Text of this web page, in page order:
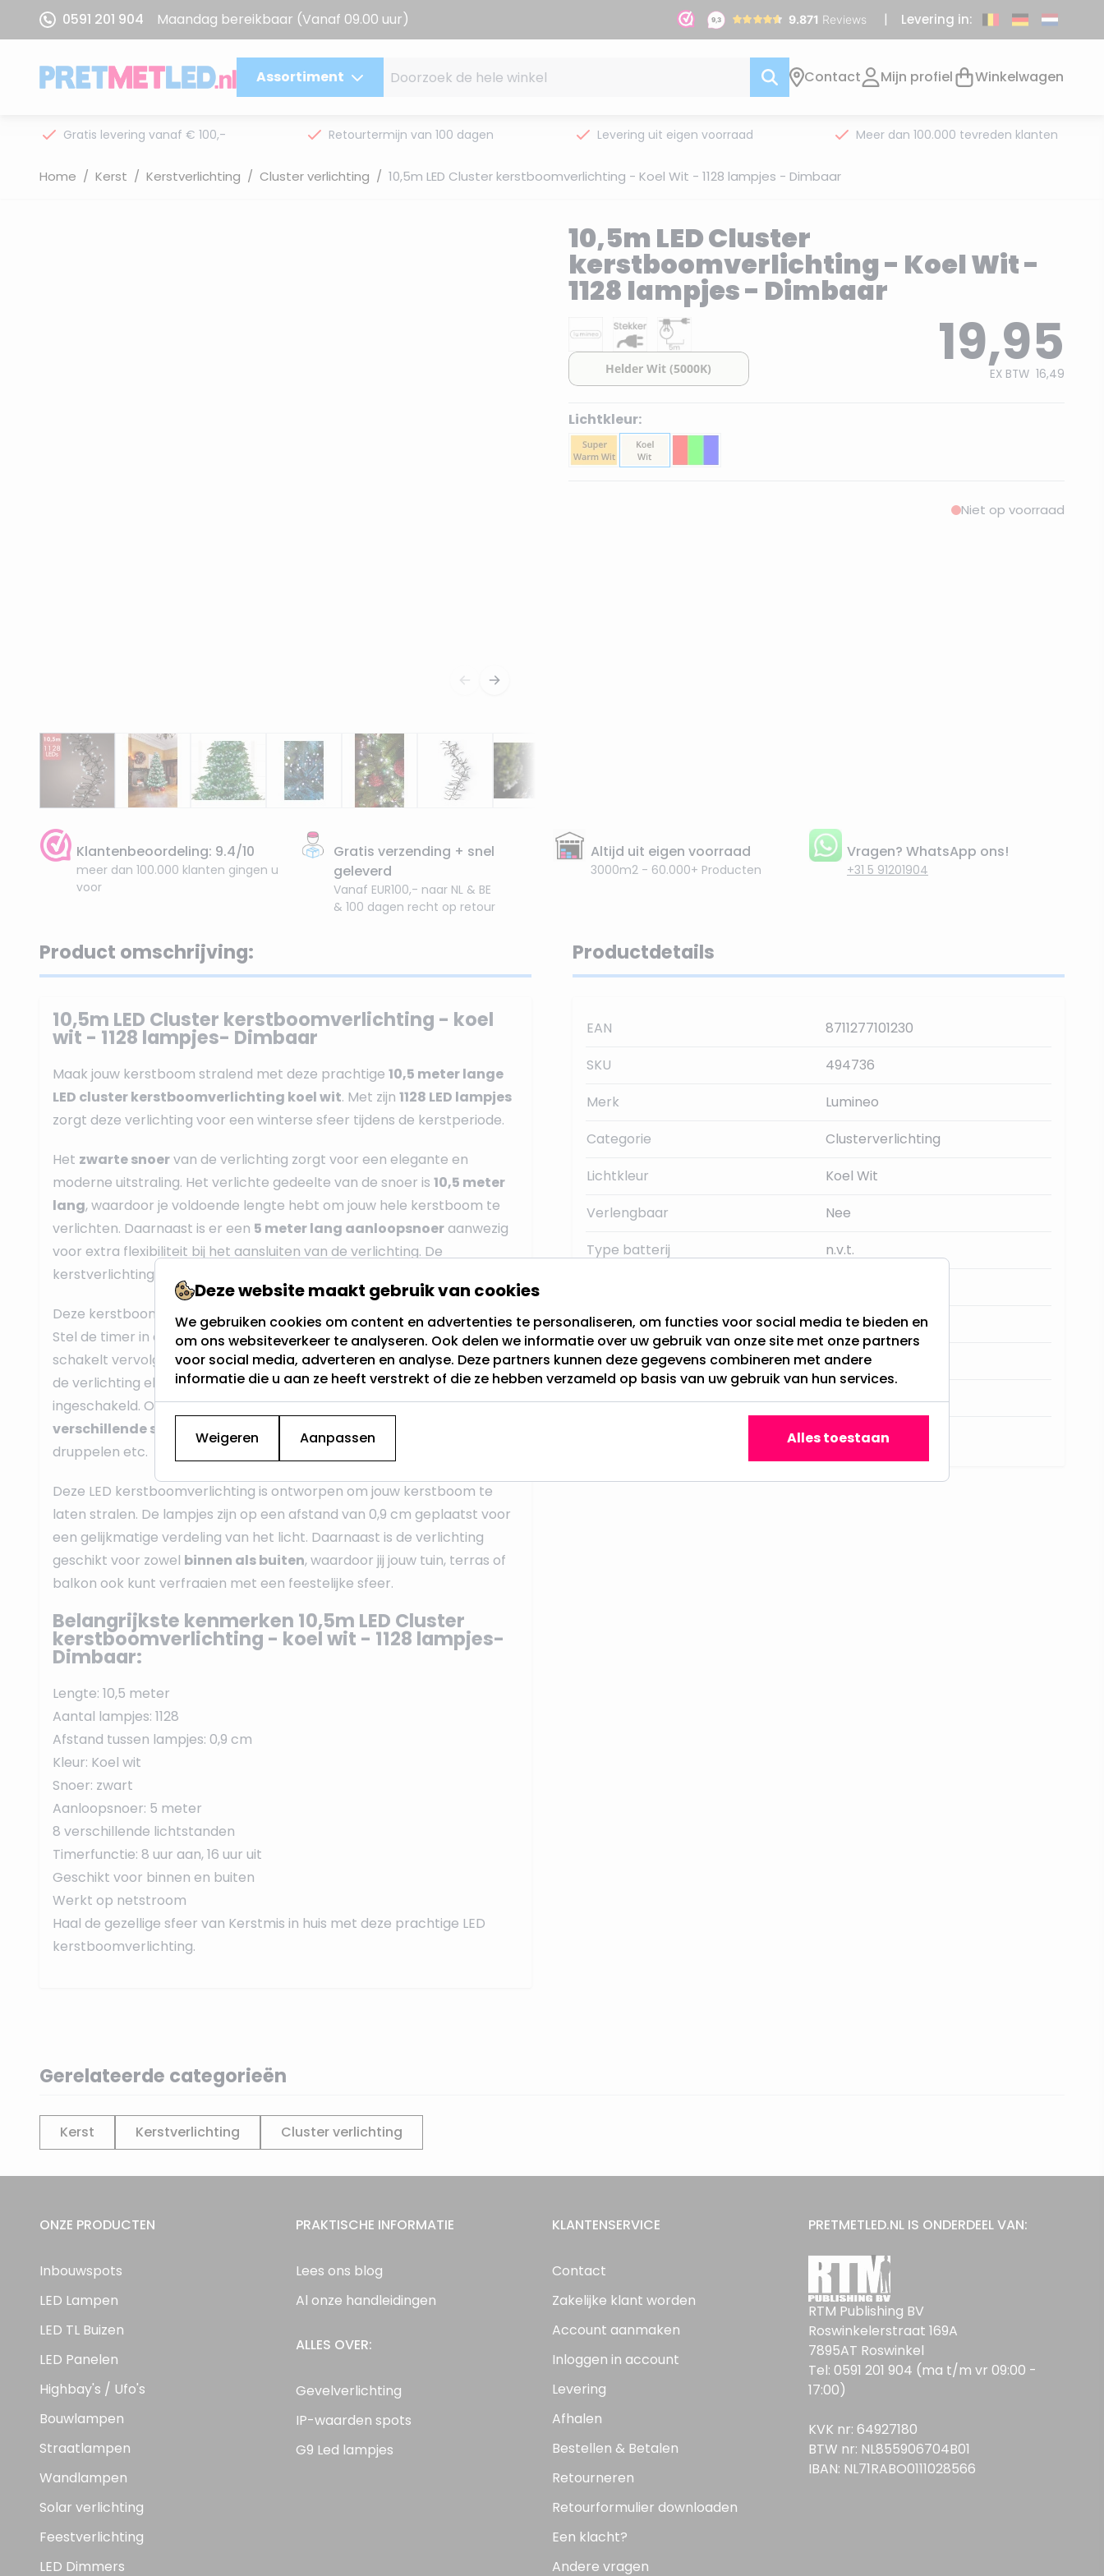
Ga naar de inhoud
0591 201 904 Maandag bereikbaar (Vanaf 09.00 uur) Levering in:
Assortiment Contact Mijn profiel Winkelwagen
Gratis levering vanaf € 100,- Retourtermijn van 100 dagen Levering uit eigen voorraad Meer dan 100.000 tevreden klanten
Home / Kerst / Kerstverlichting / Cluster verlichting / 10,5m LED Cluster kerstboomverlichting - Koel Wit - 1128 lampjes - Dimbaar
10,5m LED Cluster
kerstboomverlichting - Koel Wit -
1128 lampjes - Dimbaar
19,95
EX BTW 16,49
Lichtkleur:
Niet op voorraad
Klantenbeoordeling: 9.4/10
meer dan 100.000 klanten gingen u
voor
Gratis verzending + snel
geleverd
Vanaf EUR100,- naar NL & BE
& 100 dagen recht op retour
Altijd uit eigen voorraad
3000m2 - 60.000+ Producten
Vragen? WhatsApp ons!
+31 5 91201904
Product omschrijving:
10,5m LED Cluster kerstboomverlichting - koel
wit - 1128 lampjes- Dimbaar
Maak jouw kerstboom stralend met deze prachtige 10,5 meter lange
LED cluster kerstboomverlichting koel wit. Met zijn 1128 LED lampjes
zorgt deze verlichting voor een winterse sfeer tijdens de kerstperiode.
Het zwarte snoervan de verlichting zorgt voor een elegante en
moderne uitstraling. Het verlichte gedeelte van de snoer is 10,5 meter
lang, waardoor je voldoende lengte hebt om jouw hele kerstboom te
verlichten. Daarnaast is er een 5 meter lang aanloopsnoeraanwezig
voor extra flexibiliteit bij het aansluiten van de verlichting. De
kerstverlichting heeft een lichtkleur
Deze kerstboomverlichting is voorzien van een handige timer functie
Stel de timer in en de verlichting blijft automatisch 8 uur lang aan en
schakelt vervolgens 16 uur uit. Dit bespaart energie en zorgt ervoor dat
de verlichting elke avond op hetzelfde tijdstip automatisch wordt
ingeschakeld. Om het helemaal af te maken kun je de LEDjes in8
verschillende standen laten branden, denk aan knipperen, flikkeren,
druppelen etc.
Deze LED kerstboomverlichting is ontworpen om jouw kerstboom te
laten stralen. De lampjes zijn op een afstand van 0,9 cm geplaatst voor
een gelijkmatige verdeling van het licht. Daarnaast is de verlichting
geschikt voor zowel binnen als buiten, waardoor jij jouw tuin, terras of
balkon ook kunt verfraaien met een feestelijke sfeer.
Belangrijkste kenmerken 10,5m LED Cluster
kerstboomverlichting - koel wit - 1128 lampjes-
Dimbaar:
Lengte: 10,5 meter
Aantal lampjes: 1128
Afstand tussen lampjes: 0,9 cm
Kleur: Koel wit
Snoer: zwart
Aanloopsnoer: 5 meter
8 verschillende lichtstanden
Timerfunctie: 8 uur aan, 16 uur uit
Geschikt voor binnen en buiten
Werkt op netstroom
Haal de gezellige sfeer van Kerstmis in huis met deze prachtige LED
kerstboomverlichting.
Productdetails
EAN
8711277101230
SKU
494736
Merk
Lumineo
Categorie
Clusterverlichting
Lichtkleur
Koel Wit
Verlengbaar
Nee
Type batterij
n.v.t.
RGB
Nee
Knipperfunctie
Ja
Energieverbruik
F
7000
Gerelateerde categorieën
Kerst Kerstverlichting Cluster verlichting
ONZE PRODUCTEN
Inbouwspots
LED Lampen
LED TL Buizen
LED Panelen
Highbay's / Ufo's
Bouwlampen
Straatlampen
Wandlampen
Solar verlichting
Feestverlichting
LED Dimmers
PRAKTISCHE INFORMATIE
Lees ons blog
Al onze handleidingen
ALLES OVER:
Gevelverlichting
IP-waarden spots
G9 Led lampjes
KLANTENSERVICE
Contact
Zakelijke klant worden
Account aanmaken
Inloggen in account
Levering
Afhalen
Bestellen & Betalen
Retourneren
Retourformulier downloaden
Een klacht?
Andere vragen
PRETMETLED.NL IS ONDERDEEL VAN:
RTM Publishing BV
Roswinkelerstraat 169A
7895AT Roswinkel
Tel: 0591 201 904 (ma t/m vr 09:00 -
17:00)
KVK nr: 64927180
BTW nr: NL855906704B01
IBAN: NL71RABO0111028566
Deze website maakt gebruik van cookies
We gebruiken cookies om content en advertenties te personaliseren, om functies voor social media te bieden en
om ons websiteverkeer te analyseren. Ook delen we informatie over uw gebruik van onze site met onze partners
voor social media, adverteren en analyse. Deze partners kunnen deze gegevens combineren met andere
informatie die u aan ze heeft verstrekt of die ze hebben verzameld op basis van uw gebruik van hun services.
Weigeren Aanpassen Alles toestaan